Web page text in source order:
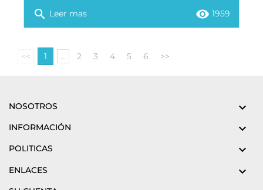
search Leer mas remove_red_eye 1959
<< 1 ... 2 3 4 5 6 >>
NOSOTROS 
INFORMACIÓN 
POLITICAS 
ENLACES 